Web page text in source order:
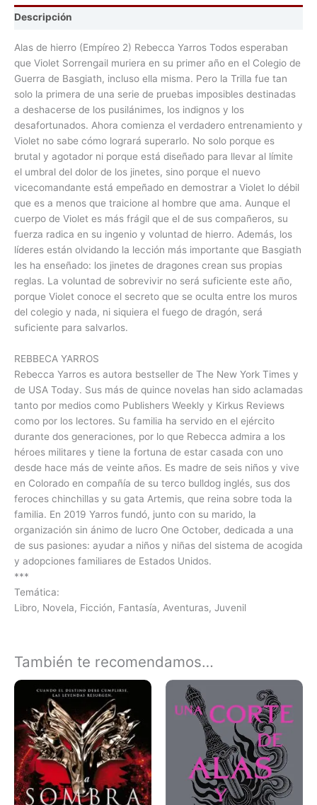
Descripción
Alas de hierro (Empíreo 2) Rebecca Yarros Todos esperaban
que Violet Sorrengail muriera en su primer año en el Colegio de
Guerra de Basgiath, incluso ella misma. Pero la Trilla fue tan
solo la primera de una serie de pruebas imposibles destinadas
a deshacerse de los pusilánimes, los indignos y los
desafortunados. Ahora comienza el verdadero entrenamiento y
Violet no sabe cómo logrará superarlo. No solo porque es
brutal y agotador ni porque está diseñado para llevar al límite
el umbral del dolor de los jinetes, sino porque el nuevo
vicecomandante está empeñado en demostrar a Violet lo débil
que es a menos que traicione al hombre que ama. Aunque el
cuerpo de Violet es más frágil que el de sus compañeros, su
fuerza radica en su ingenio y voluntad de hierro. Además, los
líderes están olvidando la lección más importante que Basgiath
les ha enseñado: los jinetes de dragones crean sus propias
reglas. La voluntad de sobrevivir no será suficiente este año,
porque Violet conoce el secreto que se oculta entre los muros
del colegio y nada, ni siquiera el fuego de dragón, será
suficiente para salvarlos.
REBBECA YARROS
Rebecca Yarros es autora bestseller de The New York Times y
de USA Today. Sus más de quince novelas han sido aclamadas
tanto por medios como Publishers Weekly y Kirkus Reviews
como por los lectores. Su familia ha servido en el ejército
durante dos generaciones, por lo que Rebecca admira a los
héroes militares y tiene la fortuna de estar casada con uno
desde hace más de veinte años. Es madre de seis niños y vive
en Colorado en compañía de su terco bulldog inglés, sus dos
feroces chinchillas y su gata Artemis, que reina sobre toda la
familia. En 2019 Yarros fundó, junto con su marido, la
organización sin ánimo de lucro One October, dedicada a una
de sus pasiones: ayudar a niños y niñas del sistema de acogida
y adopciones familiares de Estados Unidos.
***
Temática:
Libro, Novela, Ficción, Fantasía, Aventuras, Juvenil
También te recomendamos…